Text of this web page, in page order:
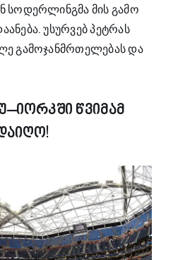
სოდერლინგმა მის გამო
უსურვებ პეტრას
გამოჯანმრთელებას და
წვიმამ